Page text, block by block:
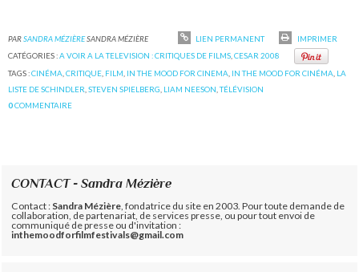
PARSANDRA MÉZIÈRESANDRA MÉZIÈRE LIEN PERMANENT
IMPRIMER
CATÉGORIES :A VOIR A LA TELEVISION : CRITIQUES DE FILMS ,CESAR 2008
TAGS :CINÉMA ,CRITIQUE FILM IN THE MOOD FOR CINEMA IN THE MOOD FOR CINÉMA LA
LISTE DE SCHINDLER ,STEVEN SPIELBERG LIAM NEESON ,TÉLÉVISION
0COMMENTAIRE
CONTACT - Sandra Mézière
Contact : Sandra Mézière , fondatrice du site en 2003. Pour toute demande de
collaboration, de partenariat, de services presse, ou pour tout envoi de
communiqué de presse ou d'invitation :
inthemoodforfilmfestivals@gmail.com